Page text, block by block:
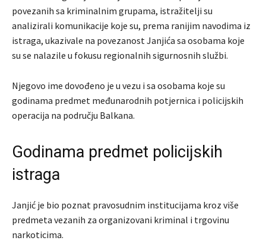
povezanih sa kriminalnim grupama, istražitelji su
analizirali komunikacije koje su, prema ranijim navodima iz
istraga, ukazivale na povezanost Janjića sa osobama koje
su se nalazile u fokusu regionalnih sigurnosnih službi.
Njegovo ime dovođeno je u vezu i sa osobama koje su
godinama predmet međunarodnih potjernica i policijskih
operacija na području Balkana.
Godinama predmet policijskih
istraga
Janjić je bio poznat pravosudnim institucijama kroz više
predmeta vezanih za organizovani kriminal i trgovinu
narkoticima.